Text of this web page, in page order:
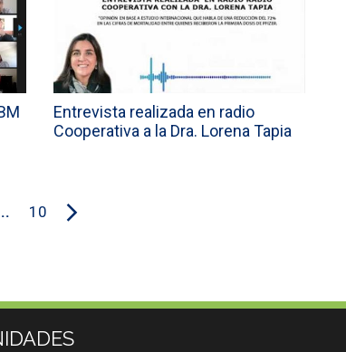
Entrevista realizada en radio
Cooperativa a la Dra. Lorena Tapia
10